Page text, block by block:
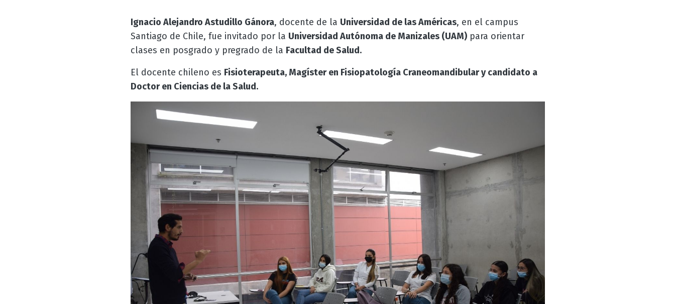
Ignacio Alejandro Astudillo Gánora, docente de la Universidad de las Américas, en el campus
Santiago de Chile, fue invitado por la Universidad Autónoma de Manizales (UAM)para orientar
clases en posgrado y pregrado de la Facultad de Salud.
El docente chileno es Fisioterapeuta, Magíster en Fisiopatología Craneomandibular y candidato a
Doctor en Ciencias de la Salud.